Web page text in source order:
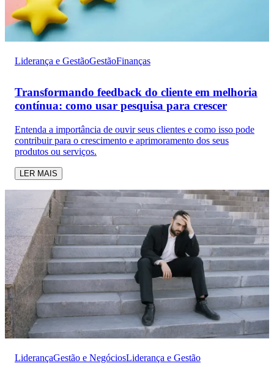
Liderança e GestãoGestãoFinanças
Transformando feedback do cliente em melhoria
contínua: como usar pesquisa para crescer
Entenda a importância de ouvir seus clientes e como isso pode
contribuir para o crescimento e aprimoramento dos seus
produtos ou serviços.
LER MAIS
LiderançaGestão e NegóciosLiderança e Gestão